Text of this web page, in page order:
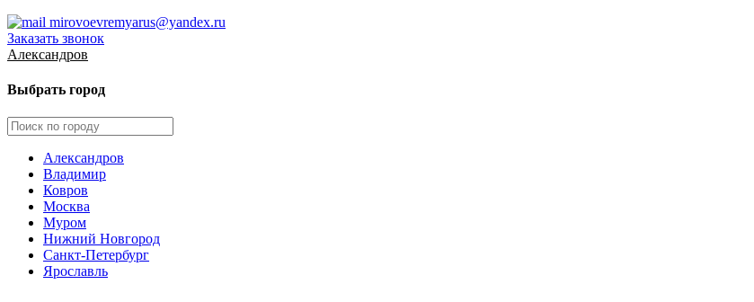
mirovoevremyarus@yandex.ru
Заказать звонок
Александров
Выбрать город
Александров
Владимир
Ковров
Москва
Муром
Нижний Новгород
Санкт-Петербург
Ярославль